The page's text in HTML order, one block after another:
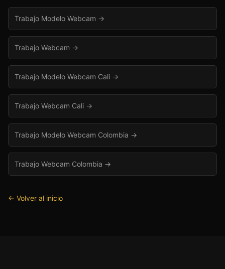
Trabajo Modelo Webcam →
Trabajo Webcam →
Trabajo Modelo Webcam Cali →
Trabajo Webcam Cali →
Trabajo Modelo Webcam Colombia →
Trabajo Webcam Colombia →
← Volver al inicio